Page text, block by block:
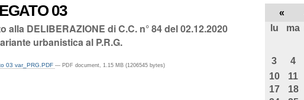
03
alla DELIBERAZIONE di C.C. n° 84 del 02.12.2020
urbanistica al P.R.G.
03 var_PRG.PDF — PDF document, 1.15 MB (1206545 bytes)
«
lu ma
3
4
10
11
17
18